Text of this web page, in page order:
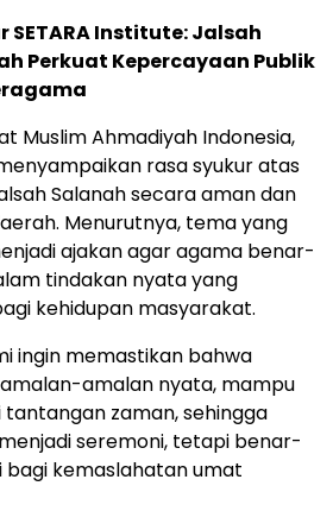
SETARA Institute: Jalsah
Perkuat Kepercayaan Publik
Muslim Ahmadiyah Indonesia,
rasa syukur atas
Salanah secara aman dan
Menurutnya, tema yang
ajakan agar agama benar-
tindakan nyata yang
kehidupan masyarakat.
ingin memastikan bahwa
amalan nyata, mampu
zaman, sehingga
seremoni, tetapi benar-
bagi kemaslahatan umat